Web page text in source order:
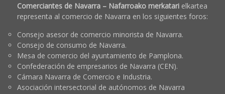
Comerciantes de Navarra – Nafarroako merkatarielkartea
representa al comercio de Navarra en los siguientes foros:
Consejo asesor de comercio minorista de Navarra.
Consejo de consumo de Navarra.
Mesa de comercio del ayuntamiento de Pamplona.
Confederación de empresarios de Navarra (CEN).
Cámara Navarra de Comercio e Industria.
Asociación intersectorial de autónomos de Navarra